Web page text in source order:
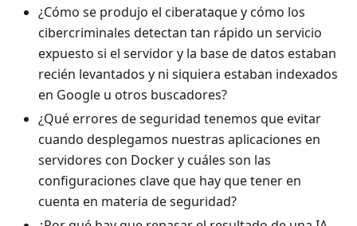
¿Cómo se produjo el ciberataque y cómo los
cibercriminales detectan tan rápido un servicio
expuesto si el servidor y la base de datos estaban
recién levantados y ni siquiera estaban indexados
en Google u otros buscadores?
¿Qué errores de seguridad tenemos que evitar
cuando desplegamos nuestras aplicaciones en
servidores con Docker y cuáles son las
configuraciones clave que hay que tener en
cuenta en materia de seguridad?